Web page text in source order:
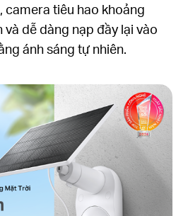
camera tiêu hao khoảng
dễ dàng nạp đầy lại vào
ánh sáng tự nhiên.